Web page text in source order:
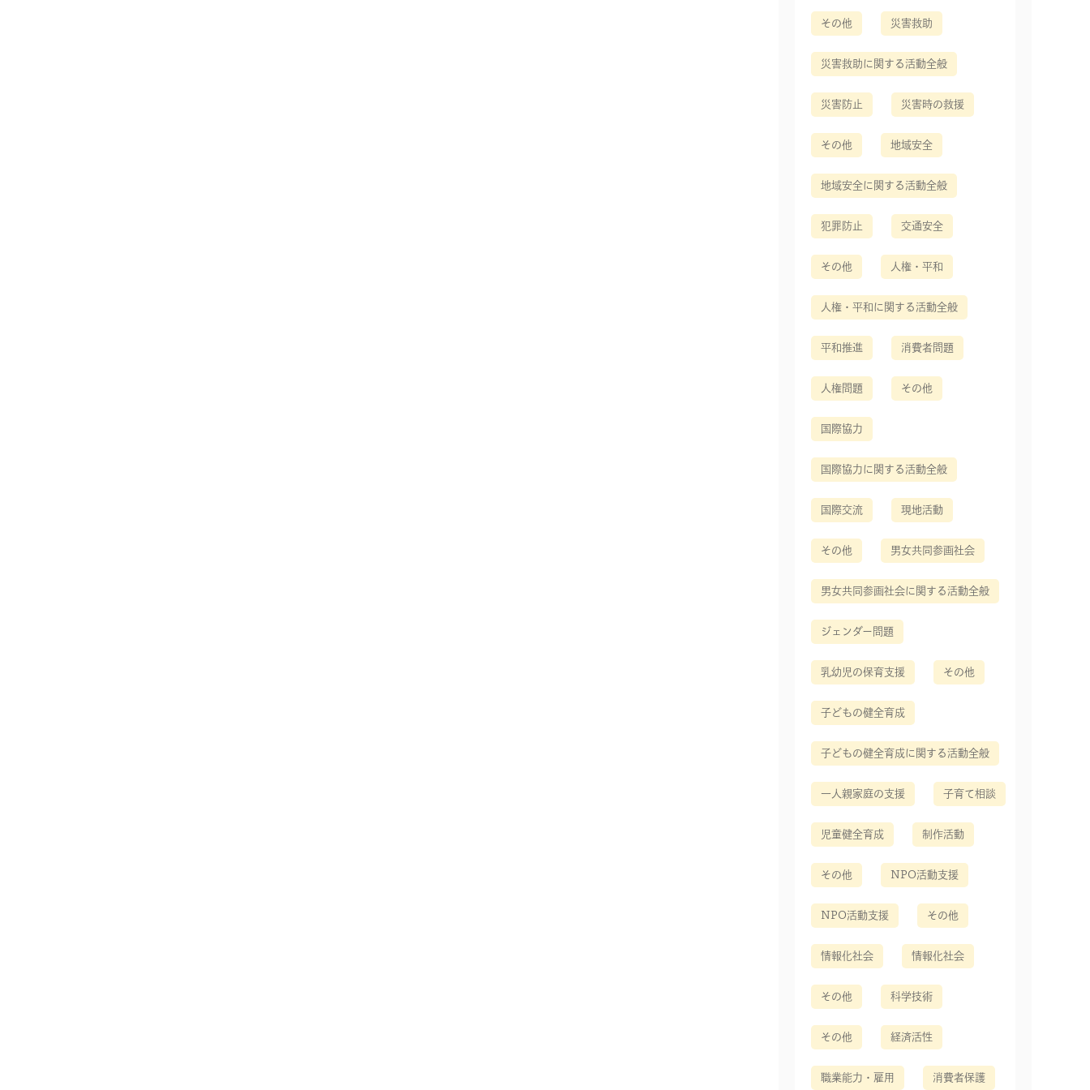
その他 災害救助
災害救助に関する活動全般
災害防止 災害時の救援
その他 地域安全
地域安全に関する活動全般
犯罪防止 交通安全
その他 人権・平和
人権・平和に関する活動全般
平和推進 消費者問題
人権問題 その他
国際協力
国際協力に関する活動全般
国際交流 現地活動
その他 男女共同参画社会
男女共同参画社会に関する活動全般
ジェンダー問題
乳幼児の保育支援 その他
子どもの健全育成
子どもの健全育成に関する活動全般
一人親家庭の支援 子育て相談
児童健全育成 制作活動
その他 NPO活動支援
NPO活動支援 その他
情報化社会 情報化社会
その他 科学技術
その他 経済活性
職業能力・雇用 消費者保護